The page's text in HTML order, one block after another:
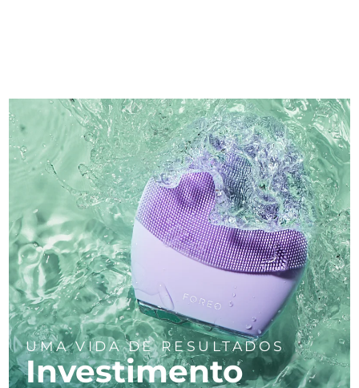
UMA VIDA DE RESULTADOS
Investimento